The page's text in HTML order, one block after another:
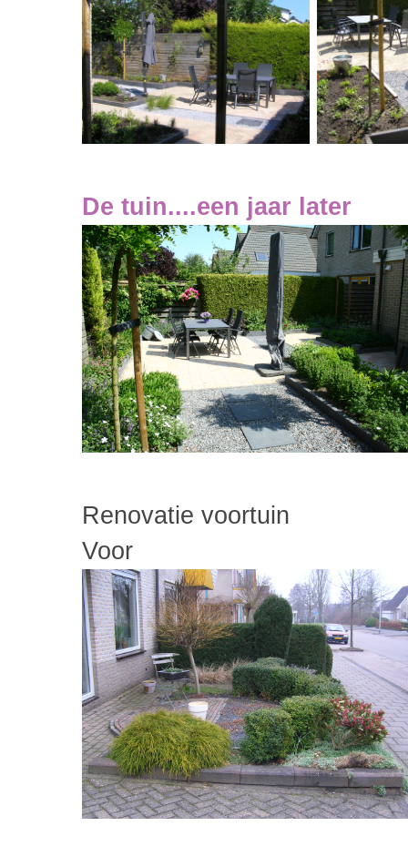
De tuin....een jaar later
Renovatie voortuin